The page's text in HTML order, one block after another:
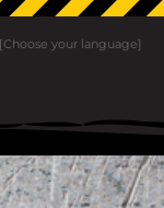
[Choose your language]